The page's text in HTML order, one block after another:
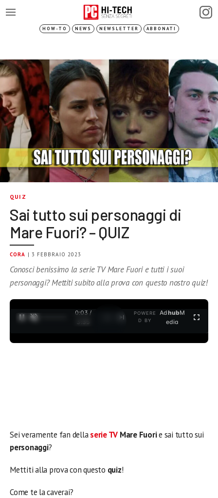
HOW-TO NEWS NEWSLETTER ABBONATI
QUIZ
Sai tutto sui personaggi di
Mare Fuori? – QUIZ
CORA | 3 FEBBRAIO 2023
Conosci benissimo la serie TV Mare Fuori e tutti i suoi
personaggi? Mettiti subito alla prova con questo nostro quiz!
0:03 /
3:35
POWERE
D BY
AdhubM
edia
Sei veramente fan dellaserie TV Mare Fuorie sai tutto sui
personaggi?
Mettiti alla prova con questo quiz!
Come te la caverai?